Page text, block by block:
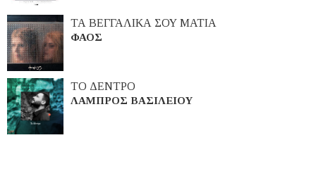
ΤΑ ΒΕΓΓΑΛΙΚΑ ΣΟΥ ΜΑΤΙΑ
ΦΑΟΣ
ΤΟ ΔΕΝΤΡΟ
ΛΑΜΠΡΟΣ ΒΑΣΙΛΕΙΟΥ